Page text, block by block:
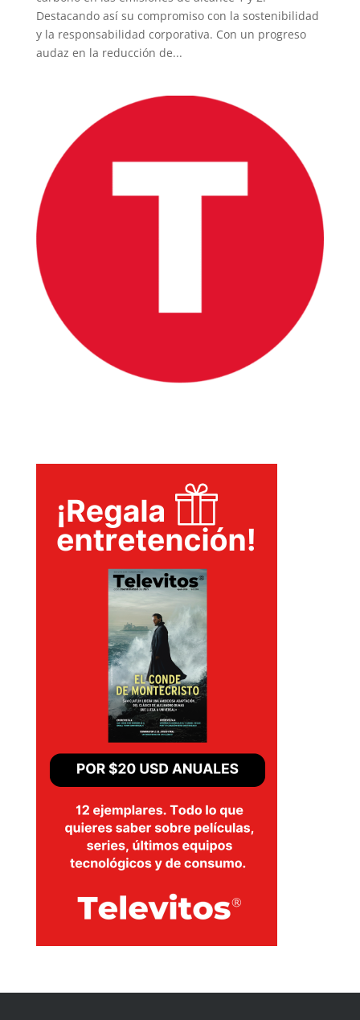
Destacando así su compromiso con la sostenibilidad
y la responsabilidad corporativa. Con un progreso
audaz en la reducción de...